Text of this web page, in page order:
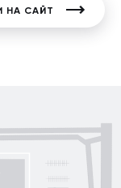
НА САЙТ